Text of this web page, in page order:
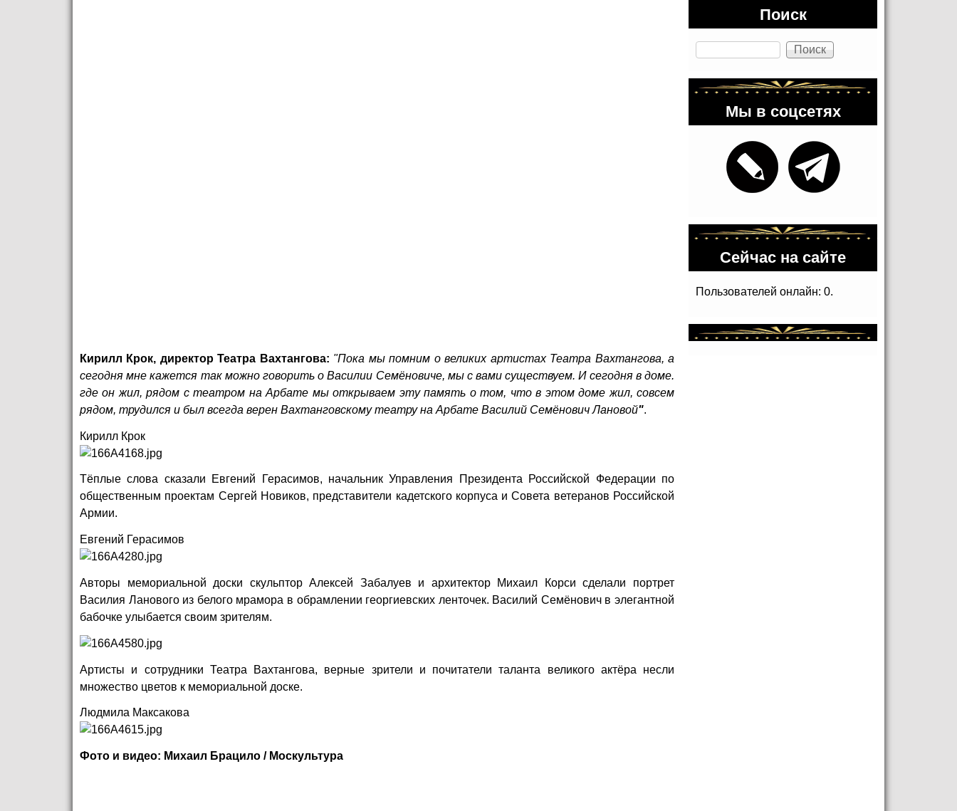
Кирилл Крок, директор Театра Вахтангова: "Пока мы помним о великих артистах Театра Вахтангова, а
сегодня мне кажется так можно говорить о Василии Семёновиче, мы с вами существуем. И сегодня в доме.
где он жил, рядом с театром на Арбате мы открываем эту память о том, что в этом доме жил, совсем
рядом, трудился и был всегда верен Вахтанговскому театру на Арбате Василий Семёнович Лановой".
Кирилл Крок
Тёплые слова сказали Евгений Герасимов, начальник Управления Президента Российской Федерации по
общественным проектам Сергей Новиков, представители кадетского корпуса и Совета ветеранов Российской
Армии.
Евгений Герасимов
Авторы мемориальной доски скульптор Алексей Забалуев и архитектор Михаил Корси сделали портрет
Василия Ланового из белого мрамора в обрамлении георгиевских ленточек. Василий Семёнович в элегантной
бабочке улыбается своим зрителям.
Артисты и сотрудники Театра Вахтангова, верные зрители и почитатели таланта великого актёра несли
множество цветов к мемориальной доске.
Людмила Максакова
Фото и видео: Михаил Брацило / Москультура
Поиск
Поиск
Мы в соцсетях
Сейчас на сайте
Пользователей онлайн: 0.